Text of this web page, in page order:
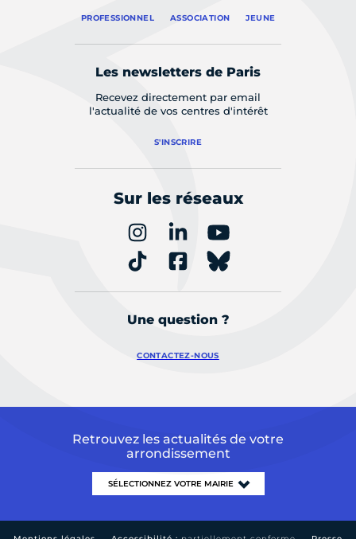
PROFESSIONNEL ASSOCIATION JEUNE
Les newsletters de Paris
Recevez directement par email
l'actualité de vos centres d'intérêt
S'INSCRIRE
Sur les réseaux
Une question ?
CONTACTEZ-NOUS
Retrouvez les actualités de votre
arrondissement